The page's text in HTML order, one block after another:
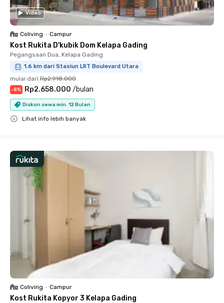
Video
Coliving • Campur
Kost Rukita D'kubik Dom Kelapa Gading
Pegangsaan Dua, Kelapa Gading
1.6 km dari Stasiun LRT Boulevard Utara
mulai dari Rp2.918.000
-8% Rp2.658.000 /bulan
Diskon sewa min. 12 Bulan
Lihat info lebih banyak
Coliving • Campur
Kost Rukita Kopyor 3 Kelapa Gading